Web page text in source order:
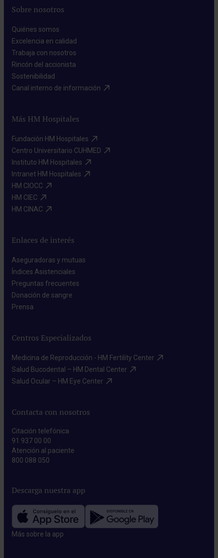
Sobre nosotros
Quiénes somos​
Excelencia en calidad​
Trabaja con nosotros​
Rincón del accionista​
Sostenibilidad​
Canal interno de información​
Más HM Hospitales
Fundación HM Hospitales​
Centro Universitario CUHMED​
Instituto HM Hospitales​
Intranet HM Hospitales​
HM CIOCC​
HM CIEC​
HM CINAC​
Enlaces de interés
Aseguradoras y mutuas​
Índices Asistenciales​
Preguntas frecuentes​
Donación de sangre​
Prensa​
Centros Especializados
Medicina de Reproducción - HM Fertility Center​
Salud Bucodental – HM Dental Center​
Salud Ocular – HM Eye Center​
Contacta con nosotros
Citación telefónica
91 937 00 00
Atención al paciente
800 088 050
Descarga nuestra app
Más sobre la app​